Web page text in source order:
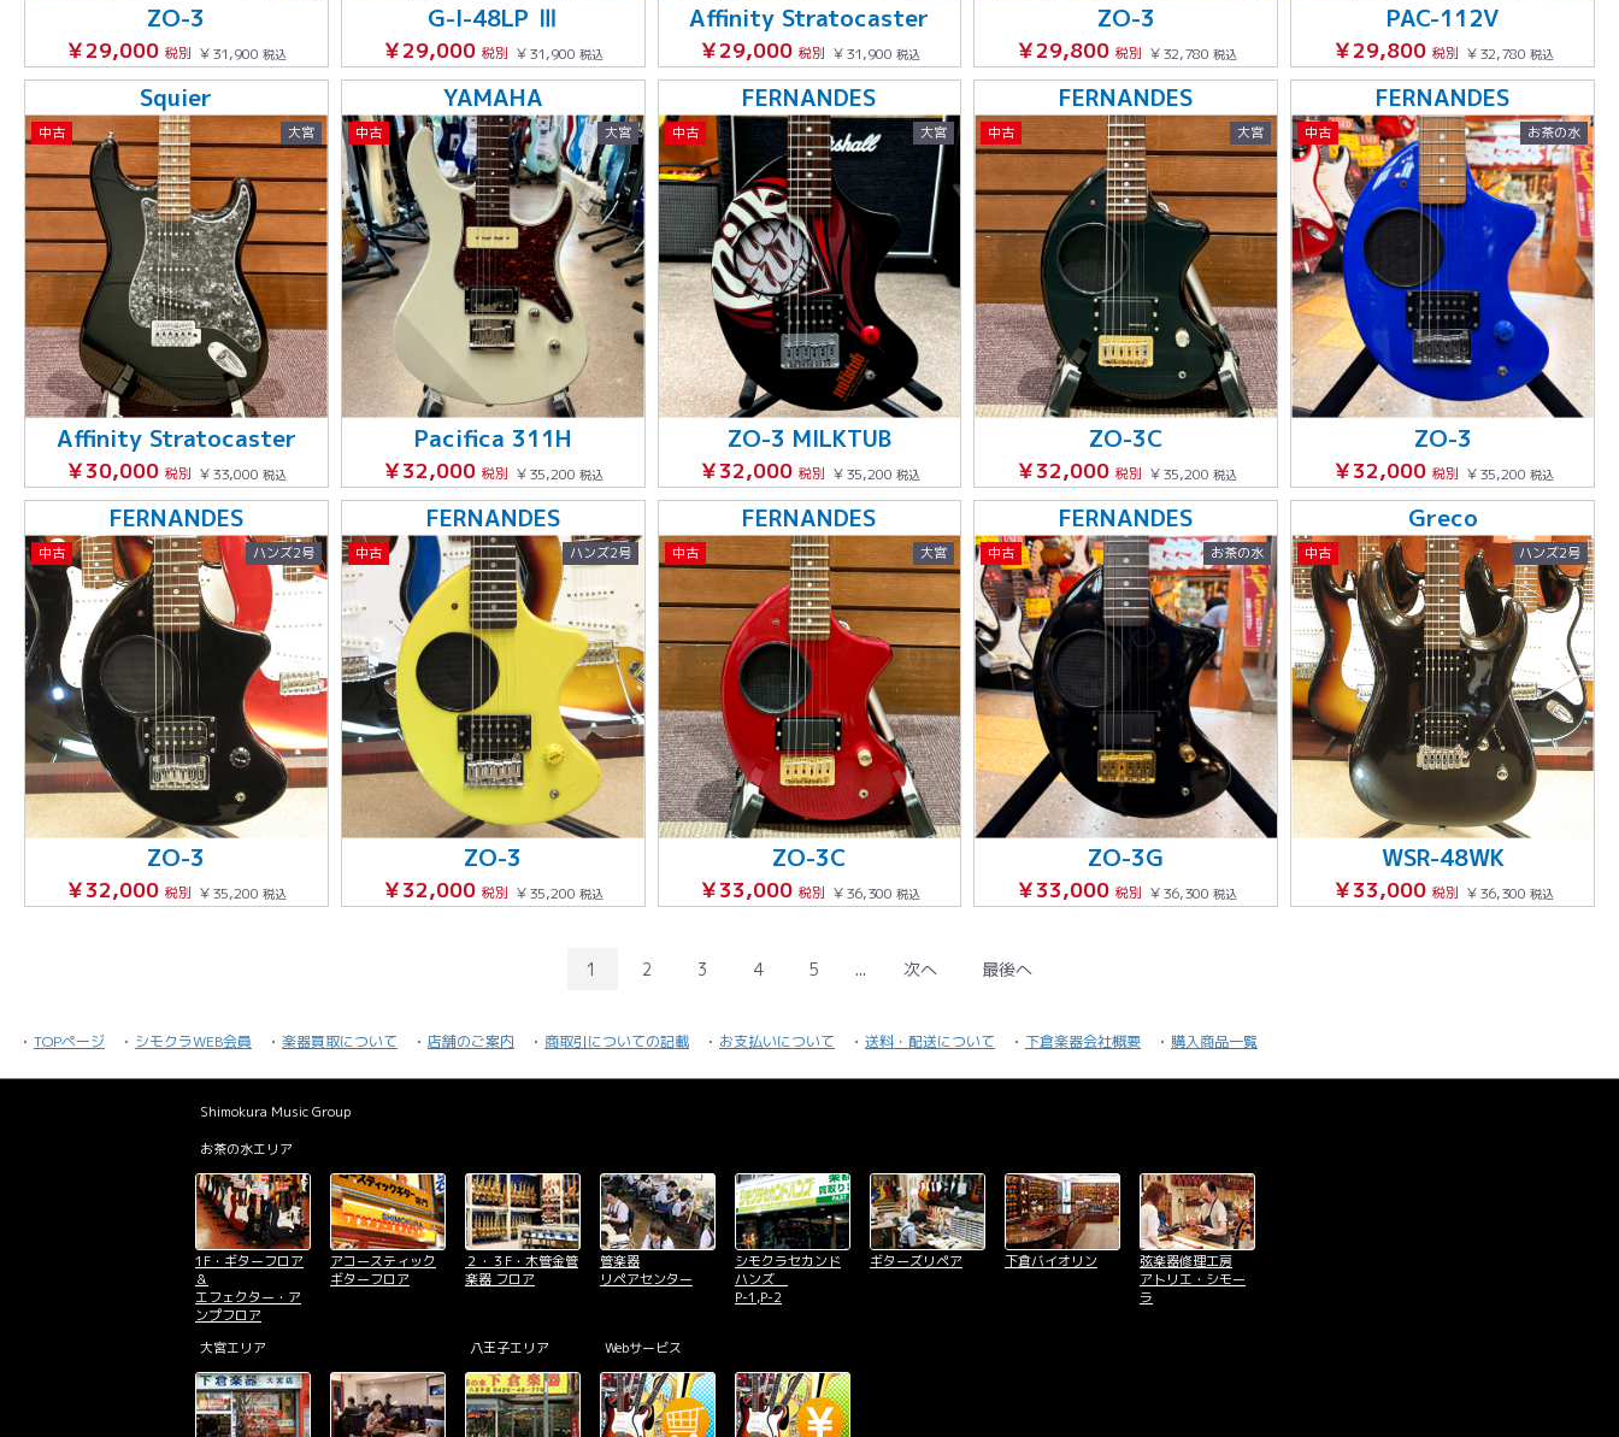
ZO-3
￥29,000税別 ￥31,900税込
G-I-48LP Ⅲ
￥29,000税別 ￥31,900税込
Affinity Stratocaster
￥29,000 税別 ￥31,900 税込
ZO-3
￥29,800 税別 ￥32,780 税込
PAC-112V
￥29,800 税別 ￥32,780 税込
Squier
中古 大宮
Affinity Stratocaster
￥30,000税別 ￥33,000税込
YAMAHA
中古 大宮
Pacifica 311H
￥32,000税別 ￥35,200税込
FERNANDES
中古 大宮
ZO-3 MILKTUB
￥32,000 税別 ￥35,200 税込
FERNANDES
中古 大宮
ZO-3C
￥32,000 税別 ￥35,200 税込
FERNANDES
中古 お茶の水
ZO-3
￥32,000 税別 ￥35,200 税込
FERNANDES
中古 ハンズ2号
ZO-3
￥32,000税別 ￥35,200税込
FERNANDES
中古 ハンズ2号
ZO-3
￥32,000税別 ￥35,200税込
FERNANDES
中古 大宮
ZO-3C
￥33,000 税別 ￥36,300 税込
FERNANDES
中古 お茶の水
ZO-3G
￥33,000 税別 ￥36,300 税込
Greco
中古 ハンズ2号
WSR-48WK
￥33,000 税別 ￥36,300 税込
1 2 3 4 5 ... 次へ 最後へ
TOPページ シモクラWEB会員 楽器買取について 店舗のご案内 商取引についての記載 お支払いについて 送料・配送について 下倉楽器会社概要 購入商品一覧
Shimokura Music Group
お茶の水エリア
1F・ギターフロア
＆
エフェクター・ア
ンプフロア
アコースティック
ギターフロア
２・３F・木管金管
楽器 フロア
管楽器
リペアセンター
シモクラセカンド
ハンズ
P-1,P-2
ギターズリペア 下倉バイオリン
弦楽器修理工房
アトリエ・シモー
ラ
大宮エリア 八王子エリア Webサービス